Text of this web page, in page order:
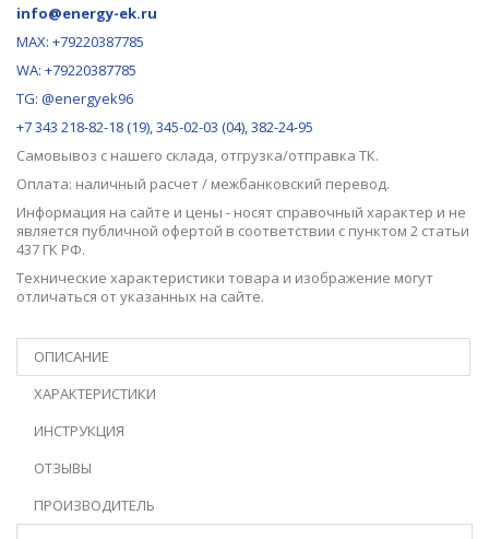
info@energy-ek.ru
MAX: +79220387785
WA: +79220387785
TG: @energyek96
+7 343 218-82-18 (19), 345-02-03 (04), 382-24-95
Самовывоз с нашего склада, отгрузка/отправка ТК.
Оплата: наличный расчет / межбанковский перевод.
Информация на сайте и цены - носят справочный характер и не
является публичной офертой в соответствии с пунктом 2 статьи
437 ГК РФ.
Технические характеристики товара и изображение могут
отличаться от указанных на сайте.
ОПИСАНИЕ
ХАРАКТЕРИСТИКИ
ИНСТРУКЦИЯ
ОТЗЫВЫ
ПРОИЗВОДИТЕЛЬ